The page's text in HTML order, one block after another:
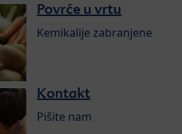
Povrće u vrtu
Kemikalije zabranjene
Kontakt
Pišite nam